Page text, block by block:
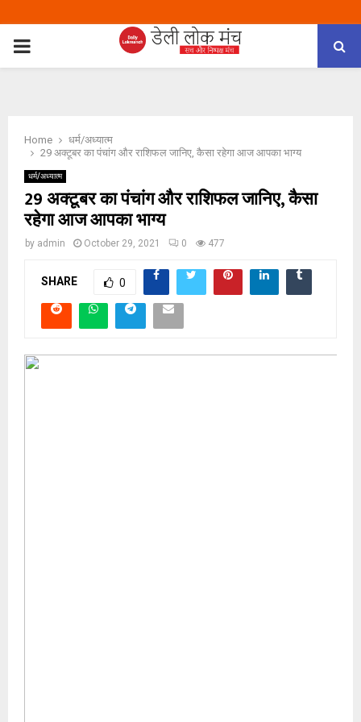
PRIMARY
Home
धर्म/अध्यात्म
29 अक्टूबर का पंचांग और राशिफल जानिए, कैसा रहेगा आज आपका भाग्य
धर्म/अध्यात्म
29 अक्टूबर का पंचांग और राशिफल जानिए, कैसा
रहेगा आज आपका भाग्य
by admin October 29, 2021 0 477
SHARE 0